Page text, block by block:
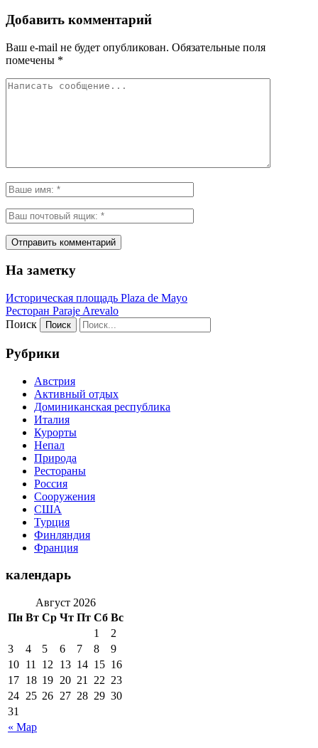
Добавить комментарий
Ваш e-mail не будет опубликован. Обязательные поля
помечены *
На заметку
Историческая площадь Plaza de Mayo
Ресторан Paraje Arevalo
Поиск
Рубрики
Австрия
Активный отдых
Доминиканская республика
Италия
Курорты
Непал
Природа
Рестораны
Россия
Сооружения
США
Турция
Финляндия
Франция
календарь
Август 2026
Пн Вт Ср Чт Пт Сб Вс
« Мар
1
2
3
4 5 6 7 8
9
10 11 12 13 14 15 16
17 18 19 20 21 22 23
24 25 26 27 28 29 30
31